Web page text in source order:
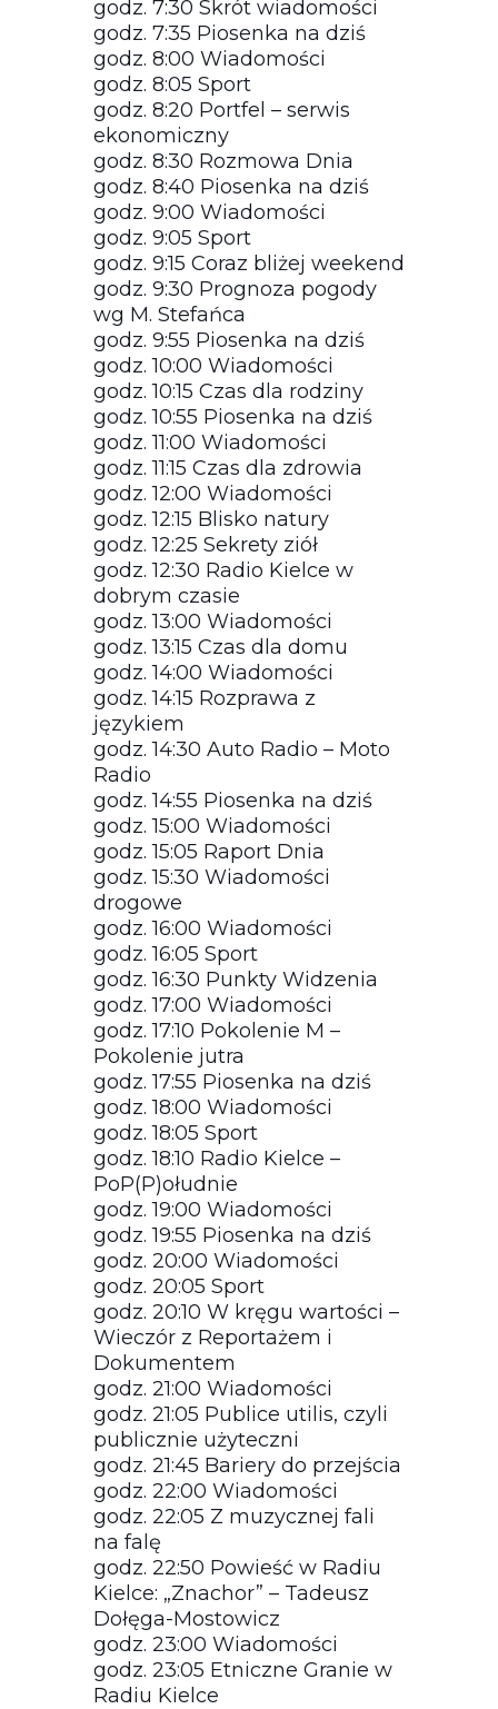
godz. 7:30 Skrót wiadomości
godz. 7:35 Piosenka na dziś
godz. 8:00 Wiadomości
godz. 8:05 Sport
godz. 8:20 Portfel – serwis
ekonomiczny
godz. 8:30 Rozmowa Dnia
godz. 8:40 Piosenka na dziś
godz. 9:00 Wiadomości
godz. 9:05 Sport
godz. 9:15 Coraz bliżej weekend
godz. 9:30 Prognoza pogody
wg M. Stefańca
godz. 9:55 Piosenka na dziś
godz. 10:00 Wiadomości
godz. 10:15 Czas dla rodziny
godz. 10:55 Piosenka na dziś
godz. 11:00 Wiadomości
godz. 11:15 Czas dla zdrowia
godz. 12:00 Wiadomości
godz. 12:15 Blisko natury
godz. 12:25 Sekrety ziół
godz. 12:30 Radio Kielce w
dobrym czasie
godz. 13:00 Wiadomości
godz. 13:15 Czas dla domu
godz. 14:00 Wiadomości
godz. 14:15 Rozprawa z
językiem
godz. 14:30 Auto Radio – Moto
Radio
godz. 14:55 Piosenka na dziś
godz. 15:00 Wiadomości
godz. 15:05 Raport Dnia
godz. 15:30 Wiadomości
drogowe
godz. 16:00 Wiadomości
godz. 16:05 Sport
godz. 16:30 Punkty Widzenia
godz. 17:00 Wiadomości
godz. 17:10 Pokolenie M –
Pokolenie jutra
godz. 17:55 Piosenka na dziś
godz. 18:00 Wiadomości
godz. 18:05 Sport
godz. 18:10 Radio Kielce –
PoP(P)ołudnie
godz. 19:00 Wiadomości
godz. 19:55 Piosenka na dziś
godz. 20:00 Wiadomości
godz. 20:05 Sport
godz. 20:10 W kręgu wartości –
Wieczór z Reportażem i
Dokumentem
godz. 21:00 Wiadomości
godz. 21:05 Publice utilis, czyli
publicznie użyteczni
godz. 21:45 Bariery do przejścia
godz. 22:00 Wiadomości
godz. 22:05 Z muzycznej fali
na falę
godz. 22:50 Powieść w Radiu
Kielce: „Znachor” – Tadeusz
Dołęga-Mostowicz
godz. 23:00 Wiadomości
godz. 23:05 Etniczne Granie w
Radiu Kielce